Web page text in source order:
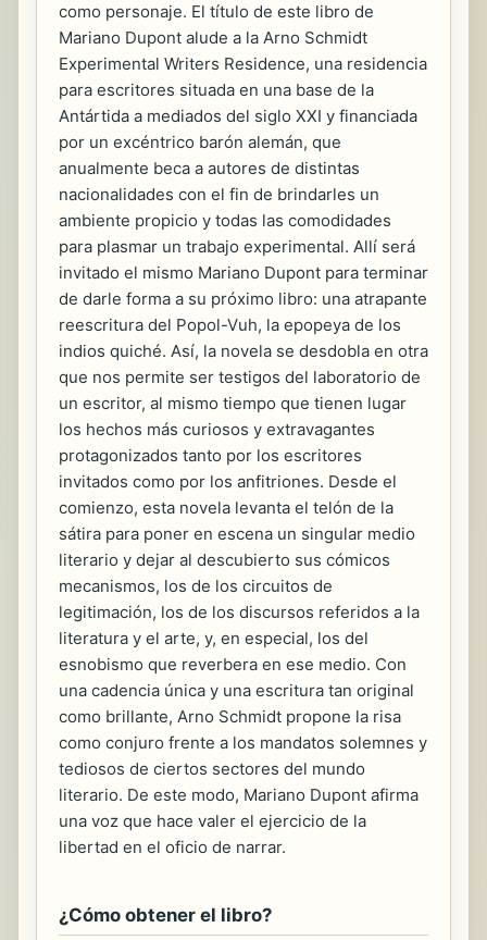
como personaje. El título de este libro de
Mariano Dupont alude a la Arno Schmidt
Experimental Writers Residence, una residencia
para escritores situada en una base de la
Antártida a mediados del siglo XXI y financiada
por un excéntrico barón alemán, que
anualmente beca a autores de distintas
nacionalidades con el fin de brindarles un
ambiente propicio y todas las comodidades
para plasmar un trabajo experimental. Allí será
invitado el mismo Mariano Dupont para terminar
de darle forma a su próximo libro: una atrapante
reescritura del Popol-Vuh, la epopeya de los
indios quiché. Así, la novela se desdobla en otra
que nos permite ser testigos del laboratorio de
un escritor, al mismo tiempo que tienen lugar
los hechos más curiosos y extravagantes
protagonizados tanto por los escritores
invitados como por los anfitriones. Desde el
comienzo, esta novela levanta el telón de la
sátira para poner en escena un singular medio
literario y dejar al descubierto sus cómicos
mecanismos, los de los circuitos de
legitimación, los de los discursos referidos a la
literatura y el arte, y, en especial, los del
esnobismo que reverbera en ese medio. Con
una cadencia única y una escritura tan original
como brillante, Arno Schmidt propone la risa
como conjuro frente a los mandatos solemnes y
tediosos de ciertos sectores del mundo
literario. De este modo, Mariano Dupont afirma
una voz que hace valer el ejercicio de la
libertad en el oficio de narrar.
¿Cómo obtener el libro?